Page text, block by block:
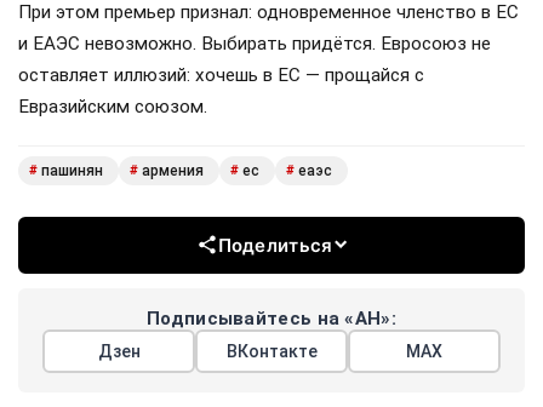
При этом премьер признал: одновременное членство в ЕС
и ЕАЭС невозможно. Выбирать придётся. Евросоюз не
оставляет иллюзий: хочешь в ЕС — прощайся с
Евразийским союзом.
# пашинян # армения # ес # еаэс
Поделиться
Подписывайтесь на «АН»:
Дзен ВКонтакте МАХ